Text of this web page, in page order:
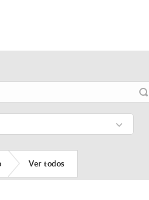
Ver todos